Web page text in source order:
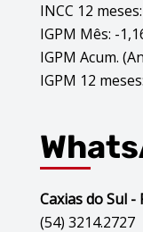
INCC 12
IGPM Mês: -
IGPM Acum.
IGPM 12
Caxias do Sul -
(54) 3214.2727